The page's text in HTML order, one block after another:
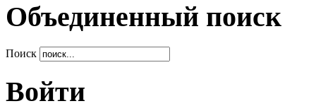
Объединенный поиск
Поиск
Войти